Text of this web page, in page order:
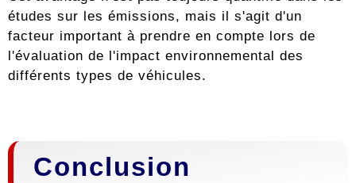
études sur les émissions, mais il s'agit d'un
facteur important à prendre en compte lors de
l'évaluation de l'impact environnemental des
différents types de véhicules.
Conclusion